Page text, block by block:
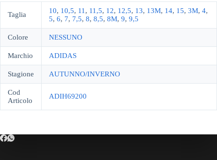
Taglia 10, 10,5, 11 , 11,5, 12, 12,5, 13, 13M, 14, 15, 3M, 4,
5, 6, 7, 7,5, 8, 8,5, 8M, 9, 9,5
Colore NESSUNO
Marchio ADIDAS
Stagione AUTUNNO/INVERNO
Cod
Articolo
ADIH69200